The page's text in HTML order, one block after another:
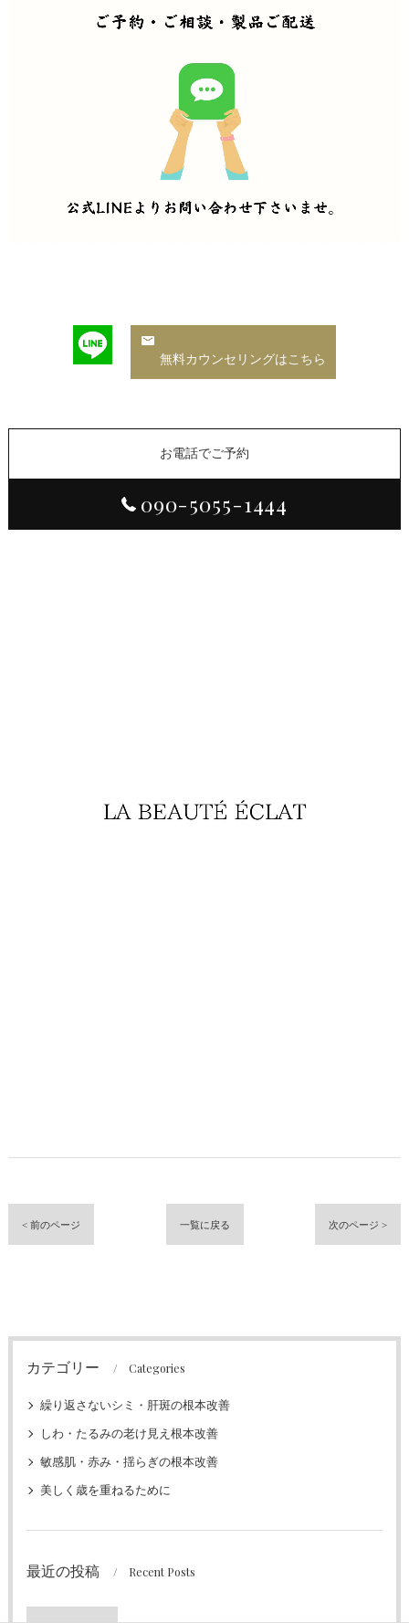
無料カウンセリングはこちら
お電話でご予約
090-5055-1444
< 前のページ 一覧に戻る 次のページ >
カテゴリー Categories
繰り返さないシミ・肝斑の根本改善
しわ・たるみの老け見え根本改善
敏感肌・赤み・揺らぎの根本改善
美しく歳を重ねるために
最近の投稿 Recent Posts